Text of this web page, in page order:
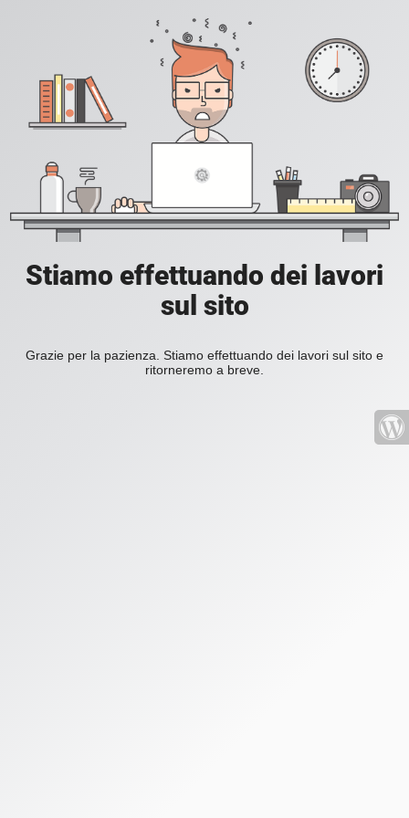
Stiamo effettuando dei lavori
sul sito
Grazie per la pazienza. Stiamo effettuando dei lavori sul sito e
ritorneremo a breve.